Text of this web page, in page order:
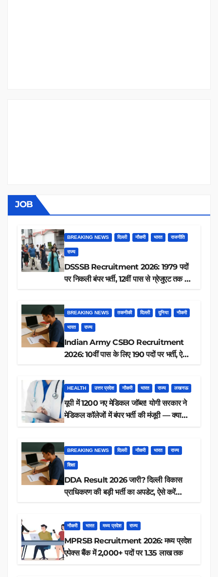
JOB
BREAKING NEWS दिल्ली नौकरी भारत राजनीति
राज्य
DSSSB Recruitment 2026: 1979 पदों
पर निकली बंपर भर्ती, 12वीं पास से ग्रेजुएट तक करें
BREAKING NEWS तकनीकी दिल्ली दुनिया नौकरी
भारत राज्य
Indian Army CSBO Recruitment
2026: 10वीं पास के लिए 190 पदों पर भर्ती, ऐसे
HEALTH उत्तर प्रदेश नौकरी भारत राज्य लखनऊ
यूपी में 1200 नए मेडिकल जॉब्स! योगी सरकार ने
मेडिकल कॉलेजों में बंपर भर्ती की मंजूरी — क्या
BREAKING NEWS दिल्ली नौकरी भारत राज्य
शिक्षा
DDA Result 2026 जारी? दिल्ली विकास
प्राधिकरण की बड़ी भर्ती का अपडेट, ऐसे करें
नौकरी भारत मध्य प्रदेश राज्य
MPRSB Recruitment 2026: मध्य प्रदेश
एपेक्स बैंक में 2,000+ पदों पर 1.35 लाख तक